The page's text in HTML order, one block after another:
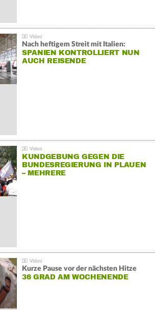
Nach heftigem Streit mit Italien:
SPANIEN KONTROLLIERT NUN
AUCH REISENDE
KUNDGEBUNG GEGEN DIE
BUNDESREGIERUNG IN PLAUEN
– MEHRERE
Kurze Pause vor der nächsten Hitze
36 GRAD AM WOCHENENDE